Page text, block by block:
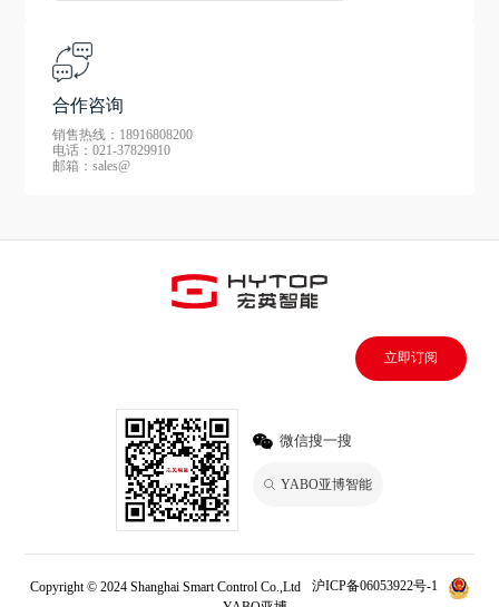
合作咨询
销售热线：18916808200
电话：021-37829910
邮箱：sales@
立即订阅
微信搜一搜
YABO亚博智能
Copyright © 2024 Shanghai Smart Control Co.,Ltd
沪ICP备06053922号-1